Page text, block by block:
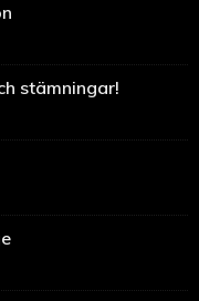
stämningar!